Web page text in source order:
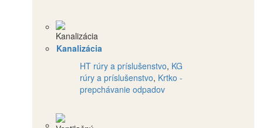
Kanalizácia
HT rúry a príslušenstvo, KG
rúry a príslušenstvo, Krtko -
prepchávanie odpadov